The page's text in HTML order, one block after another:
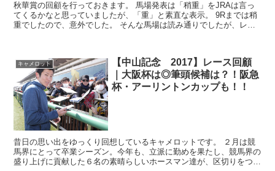
秋華賞の回顧を行っておきます。 馬場発表は「稍重」をJRAは言っ
てくるかなと思っていましたが、「重」と素直な表示。 9Rまでは稍
重でしたので、意外でした。 そんな馬場は読み通りでしたが、レー
キャメロット
【中山記念 2017】レース回顧
｜大阪杯は◎筆頭候補は？！阪急
杯・アーリントンカップも！！
昔日の思い出をゆっくり回想しているキャメロットです。 ２月は競
馬界にとって卒業シーズン。今年も、立派に勤めを果たし、競馬界の
盛り上げに貢献した６名の素晴らしいホースマン達が、区切りをつけ